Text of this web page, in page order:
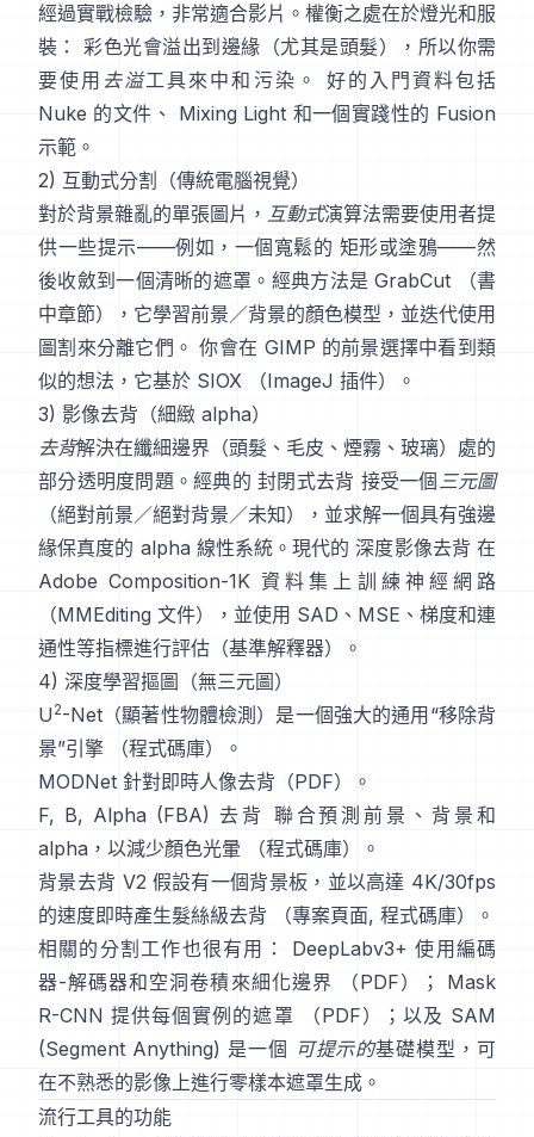
經過實戰檢驗，非常適合影片。權衡之處在於燈光和服
裝： 彩色光會溢出到邊緣（尤其是頭髮），所以你需
要使用 去溢工具來中和污染。 好的入門資料包括
Nuke 的文件 、 Mixing Light 和一個實踐性的 Fusion
示範 。
2) 互動式分割（傳統電腦視覺）
對於背景雜亂的單張圖片， 互動式演算法需要使用者提
供一些提示——例如，一個寬鬆的 矩形或塗鴉——然
後收斂到一個清晰的遮罩。經典方法是 GrabCut （書
中章節），它學習前景／背景的顏色模型，並迭代使用
圖割來分離它們。 你會在 GIMP 的前景選擇中看到類
似的想法，它基於 SIOX （ImageJ 插件）。
3) 影像去背（細緻 alpha）
去背解決在纖細邊界（頭髮、毛皮、煙霧、玻璃）處的
部分透明度問題。經典的 封閉式去背 接受一個 三元圖
（絕對前景／絕對背景／未知），並求解一個具有強邊
緣保真度的 alpha 線性系統。現代的 深度影像去背 在
Adobe Composition-1K 資料集上訓練神經網路
（MMEditing 文件），並使用 SAD、MSE、梯度和連
通性等指標進行評估（基準解釋器）。
4) 深度學習摳圖（無三元圖）
U2-Net （顯著性物體檢測）是一個強大的通用“移除背
景”引擎
（程式碼庫）。
MODNet 針對即時人像去背（PDF）。
F, B, Alpha (FBA) 去背 聯合預測前景、背景和
alpha，以減少顏色光暈
（程式碼庫）。
背景去背 V2 假設有一個背景板，並以高達 4K/30fps
的速度即時產生髮絲級去背
（專案頁面, 程式碼庫）。
相關的分割工作也很有用：
DeepLabv3+ 使用編碼
器-解碼器和空洞卷積來細化邊界
（PDF）；
Mask
R-CNN 提供每個實例的遮罩 （PDF）；以及 SAM
(Segment Anything) 是一個 可提示的基礎模型，可
在不熟悉的影像上進行零樣本遮罩生成。
流行工具的功能